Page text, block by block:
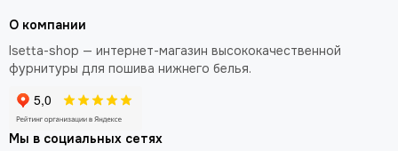
О компании
Isetta-shop — интернет-магазин высококачественной
фурнитуры для пошива нижнего белья.
Мы в социальных сетях